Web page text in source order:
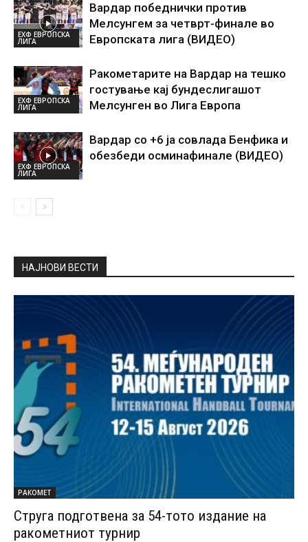
ЕХФ ЕВРОПСКА
ЛИГА
Вардар победнички против
Мелсунгем за четврт-финале во
Европската лига (ВИДЕО)
ЕХФ ЕВРОПСКА
ЛИГА
Ракометарите на Вардар на тешко
гостување кај бундеслигашот
Мелсунген во Лига Европа
ЕХФ ЕВРОПСКА
ЛИГА
Вардар со +6 ја совлада Бенфика и
обезбеди осминафинале (ВИДЕО)
НАЈНОВИ ВЕСТИ
РАКОМЕТ
Струга подготвена за 54-тото издание на
ракометниот турнир